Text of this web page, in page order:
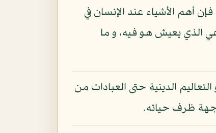
أهم الأشياء عند الإنسان في
الذي يعيش هو فيه، و ما
الدينية حتى العبادات من
جهة ظرف حياته.